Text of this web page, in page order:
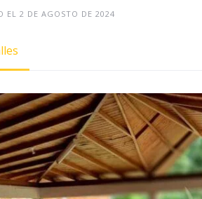
EL 2 DE AGOSTO DE 2024